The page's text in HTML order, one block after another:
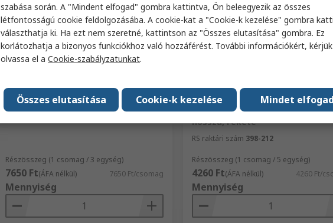
RS PRO Kábel hüvely Fonott, Fekete,
Akril üvegszál, Ø: 4 mm 5m
Részösszeg (1 csomag / 3 egység)
7650 Ft(ÁFA nélkül) 7650 Ft/csomag
Mennyiség
RS PRO Hőre zsugorodó cső,
Poliolefin, zsugorodási arány: 2:1,
hüvely átmérője: 2.4 mm, 1.2m
hosszú, Fekete
RS raktári szám 398-212
Részösszeg (1 csomag / 5 egység)
4260 Ft(ÁFA nélkül) 4260 Ft/
Mennyiség
szabása során. A "Mindent elfogad" gombra kattintva, Ön beleegyezik az összes
létfontosságú cookie feldolgozásába. A cookie-kat a "Cookie-k kezelése" gombra
választhatja ki. Ha ezt nem szeretné, kattintson az "Összes elutasítása" gombra. Ez
korlátozhatja a bizonyos funkciókhoz való hozzáférést. További információkért, kérjük
olvassa el a Cookie-szabályzatunkat.
Mindet elfogad
Cookie-k kezelése
Összes elutasítása